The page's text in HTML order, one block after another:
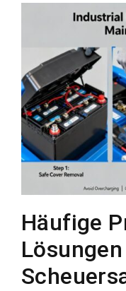
Häufige